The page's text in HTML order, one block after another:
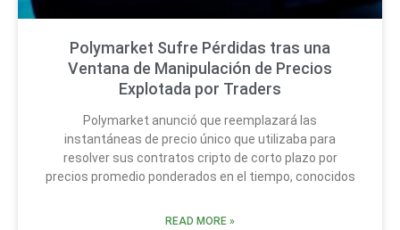
Polymarket Sufre Pérdidas tras una
Ventana de Manipulación de Precios
Explotada por Traders
Polymarket anunció que reemplazará las
instantáneas de precio único que utilizaba para
resolver sus contratos cripto de corto plazo por
precios promedio ponderados en el tiempo, conocidos
READ MORE »